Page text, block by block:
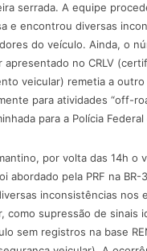
serrada. A equipe
e encontrou diversas
do veículo. Ainda, o
apresentado no CRLV
veicular) remetia a outro
para atividades “off-
para a Polícia Federal
por volta das 14h o
abordado pela PRF na BR-
inconsistências nos
como supressão de sinais
sem registros na base